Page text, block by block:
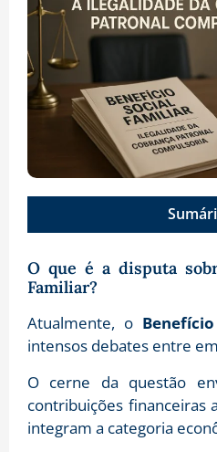
O que é a disputa
Familiar?
Atualmente, o
intensos debates entre
O cerne da questão
contribuições financeiras
integram a categoria